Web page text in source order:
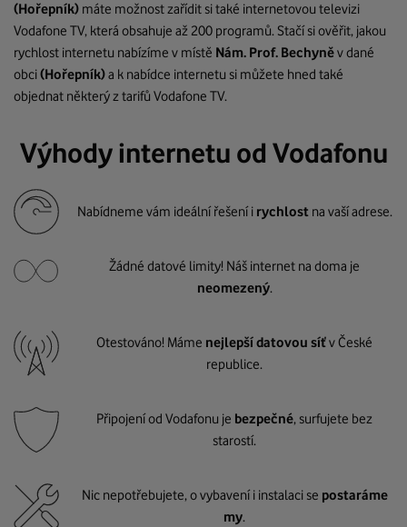
(Hořepník) máte možnost zařídit si také internetovou televizi
Vodafone TV, která obsahuje až 200 programů. Stačí si ověřit, jakou
rychlost internetu nabízíme v místě Nám. Prof. Bechyněv dané
obci(Hořepník)a k nabídce internetu si můžete hned také
objednat některý z tarifů Vodafone TV.
Výhody internetu od Vodafonu
Nabídneme vám ideální řešení i rychlost na vaší adrese.
Žádné datové limity! Náš internet na doma je
neomezený.
Otestováno! Máme nejlepší datovou síťv České
republice.
Připojení od Vodafonu je bezpečné, surfujete bez
starostí.
Nic nepotřebujete, o vybavení i instalaci se postaráme
my.